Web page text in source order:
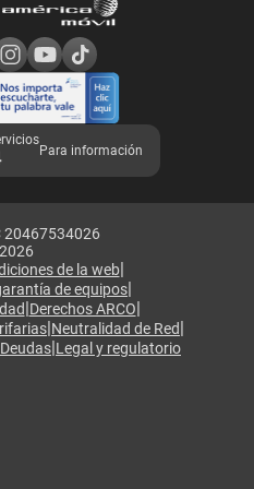
Claro
Para información
20467534026
de la web|
de equipos|
|Derechos ARCO|
|Neutralidad de Red|
|Legal y regulatorio